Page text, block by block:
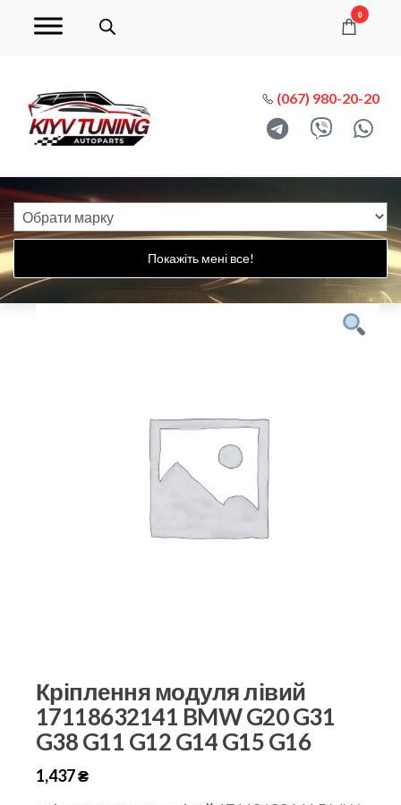
0
(067) 980-20-20
Покажіть мені все!
Кріплення модуля лівий
17118632141 BMW G20 G31
G38 G11 G12 G14 G15 G16
1,437₴